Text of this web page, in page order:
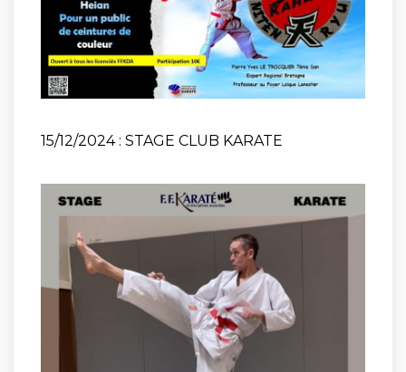
15/12/2024 : STAGE CLUB KARATE